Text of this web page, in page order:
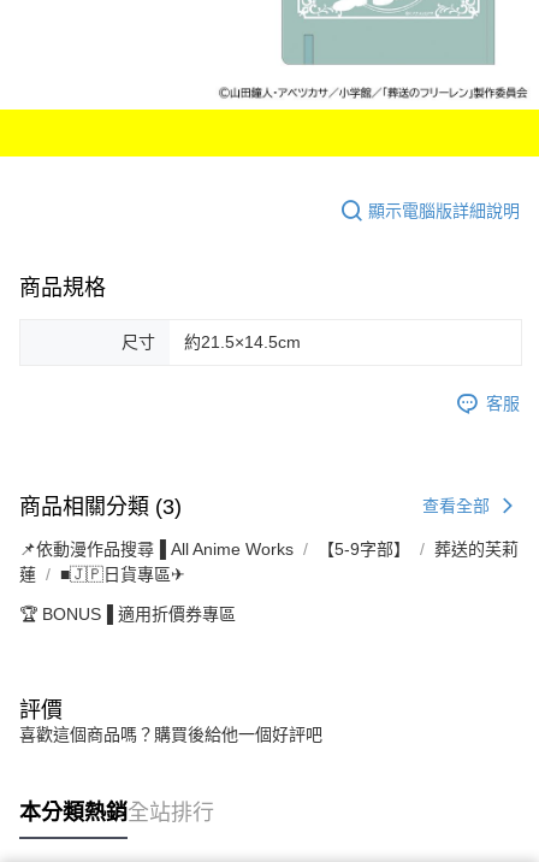
顯示電腦版詳細說明
商品規格
尺寸 約21.5×14.5cm
客服
商品相關分類 (3) 查看全部
📌依動漫作品搜尋▐ All Anime Works 【5-9字部】
葬送的芙莉
蓮
■🇯🇵日貨專區✈
🏆 BONUS▐ 適用折價券專區
評價
喜歡這個商品嗎？購買後給他一個好評吧
本分類熱銷全站排行